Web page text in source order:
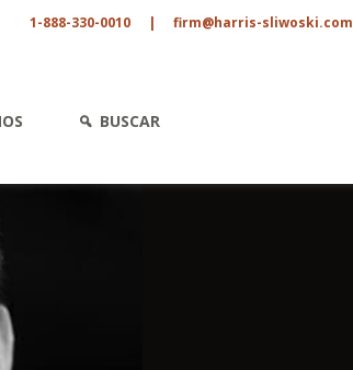
1-888-330-0010 | firm@harris-sliwoski.com
BUSCAR